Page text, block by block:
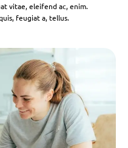
vitae, eleifend ac, enim.
feugiat a, tellus.